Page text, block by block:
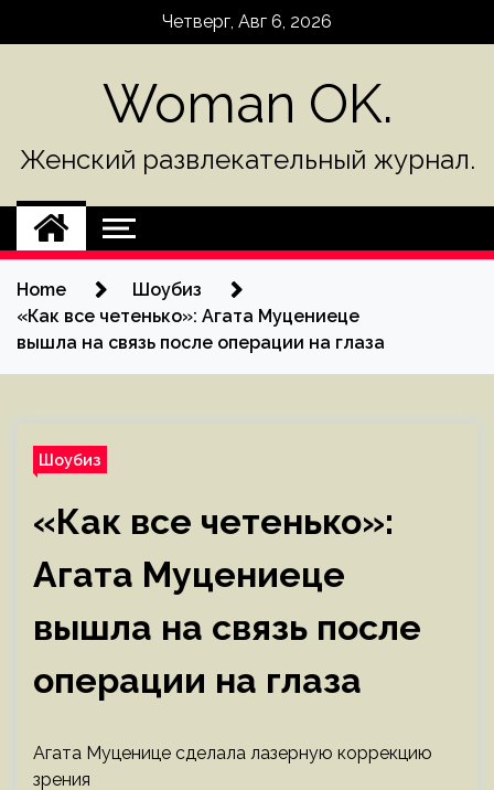
Четверг, Авг 6, 2026
Woman OK.
Женский развлекательный журнал.
Home
Шоубиз
«Как все четенько»: Агата Муцениеце
вышла на связь после операции на глаза
Шоубиз
«Как все четенько»:
Агата Муцениеце
вышла на связь после
операции на глаза
Агата Муценице сделала лазерную коррекцию
зрения